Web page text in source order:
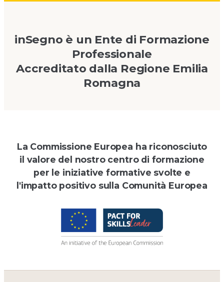
inSegno è un Ente di Formazione
Professionale
Accreditato dalla Regione Emilia
Romagna
La Commissione Europea ha riconosciuto
il valore del nostro centro di formazione
per le iniziative formative svolte e
l'impatto positivo sulla Comunità Europea